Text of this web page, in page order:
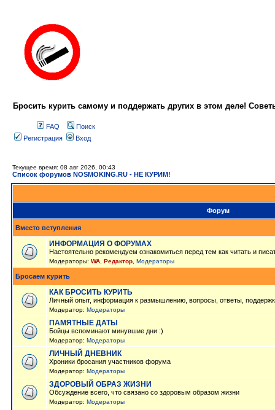
Бросить курить самому и поддержать других в этом деле!
FAQ
Поиск
Регистрация
Вход
Текущее время: 08 авг 2026, 00:43
Список форумов NOSMOKING.RU - НЕ КУРИМ!
Форум
Вместо вступления
ИНФОРМАЦИЯ О ФОРУМАХ
Настоятельно рекомендуем ознакомиться перед тем как читать и
Модераторы: WA Редактор Модераторы
Бросаем курить
КАК БРОСИТЬ КУРИТЬ
Личный опыт, информация к размышлению, вопросы, ответы,
Модератор: Модераторы
ПАМЯТНЫЕ ДАТЫ
Бойцы вспоминают минувшие дни :)
Модератор: Модераторы
ЛИЧНЫЙ ДНЕВНИК
Хроники бросания участников форума
Модератор: Модераторы
ЗДОРОВЫЙ ОБРАЗ ЖИЗНИ
Обсуждение всего, что связано со здоровым образом жизни
Модератор: Модераторы